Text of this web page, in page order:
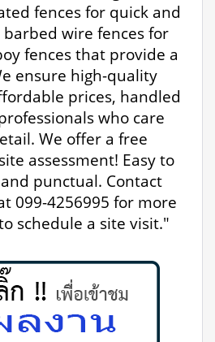
fences for quick and
wire fences for
fences that provide a
ensure high-quality
prices, handled
who care
We offer a free
assessment! Easy to
punctual. Contact
099-4256995 for more
schedule a site visit."